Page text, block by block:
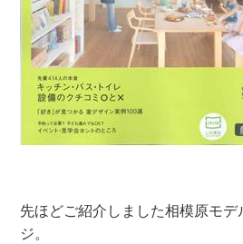
先ほどご紹介しました相模原モデ
ジ。